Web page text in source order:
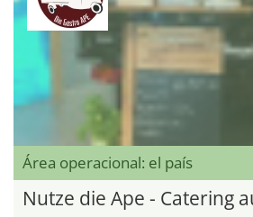
Área operacional: el país
Nutze die Ape - Catering